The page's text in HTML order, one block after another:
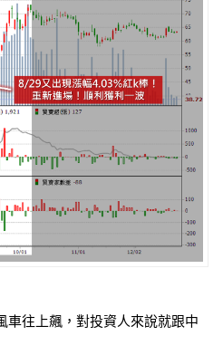
車往上飆，對投資人來說就跟中